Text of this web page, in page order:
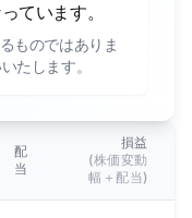
ています。
ものではありま
たします。
配
当
損益
(株価変動
幅＋配当)